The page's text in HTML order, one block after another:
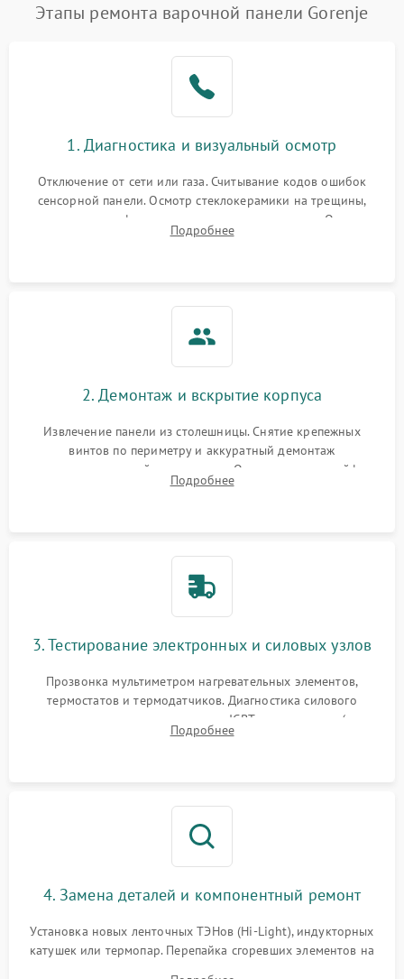
Этапы ремонта варочной панели Gorenje
1. Диагностика и визуальный осмотр
Отключение от сети или газа. Считывание кодов ошибок
сенсорной панели. Осмотр стеклокерамики на трещины,
проверка конфорок на равномерность нагрева. Опрос
клиента о симптомах (не включается, не видит посуду,
Подробнее
2. Демонтаж и вскрытие корпуса
Извлечение панели из столешницы. Снятие крепежных
винтов по периметру и аккуратный демонтаж
стеклокерамической поверхности. Отсоединение шлейфов
сенсорного блока для доступа к силовым платам, катушкам
Подробнее
3. Тестирование электронных и силовых узлов
Прозвонка мультиметром нагревательных элементов,
термостатов и термодатчиков. Диагностика силового
модуля, реле, диодных мостов и IGBT-транзисторов (для
индукции). Проверка кранов и газ-контроля (для газовых
Подробнее
4. Замена деталей и компонентный ремонт
Установка новых ленточных ТЭНов (Hi-Light), индукторных
катушек или термопар. Перепайка сгоревших элементов на